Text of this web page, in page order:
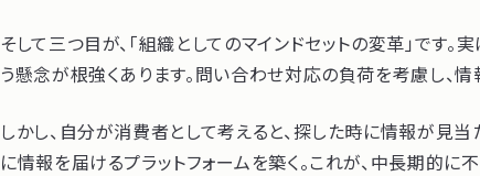
そして三つ目が、「組織としてのマインドセットの変革」です
う懸念が根強くあります。問い合わせ対応の負荷を考慮し、
しかし、自分が消費者として考えると、探した時に情報が見
に情報を届けるプラットフォームを築く。これが、中長期的